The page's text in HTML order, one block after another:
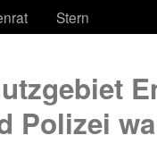
Stern
Polizei